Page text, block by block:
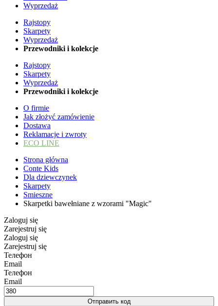
Wyprzedaż
Rajstopy
Skarpety
Wyprzedaż
Przewodniki i kolekcje
Rajstopy
Skarpety
Wyprzedaż
Przewodniki i kolekcje
O firmie
Jak złożyć zamówienie
Dostawa
Reklamacje i zwroty
ECO LINE
Strona główna
Conte Kids
Dla dziewczynek
Skarpety
Smieszne
Skarpetki bawełniane z wzorami "Magic"
Zaloguj się
Zarejestruj się
Zaloguj się
Zarejestruj się
Телефон
Email
Телефон
Email
Отправить код